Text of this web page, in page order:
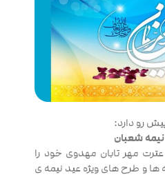
رو دارد:
شعبان
مهر تابان مهدوی خود را
ها و طرح های ویژه عید نیمه ی